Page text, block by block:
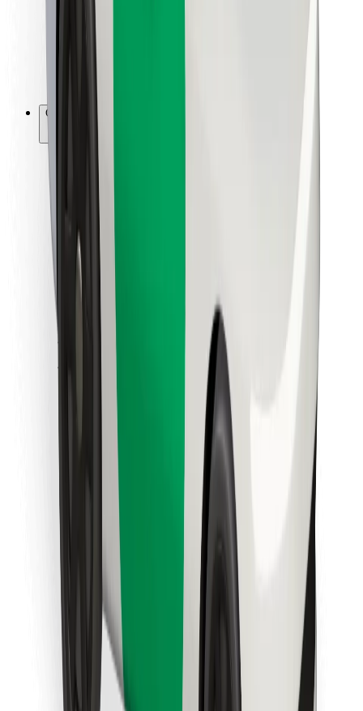
Bolt Food
Para gestores de frota
Para restaurantes
Bolt for Business
Outros
Fornecedores
Cookies
Segurança
Uma viagem em poucos minutos!
Instalar app da Bolt Food